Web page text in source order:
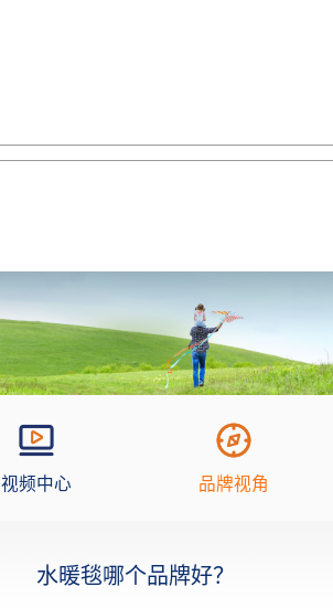
视频中心 品牌视角
水暖毯哪个品牌好？